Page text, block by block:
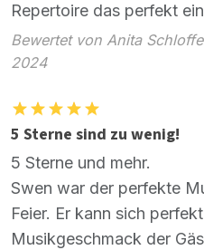
Repertoire das perfekt
Bewertet von Anita
2024
5 Sterne sind zu wenig!
5 Sterne und mehr.
Swen war der perfekte
Feier. Er kann sich
Musikgeschmack der